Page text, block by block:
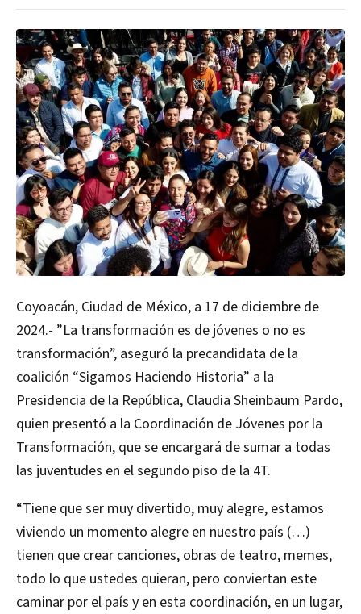
Coyoacán, Ciudad de México, a 17 de diciembre de
2024.- ”La transformación es de jóvenes o no es
transformación”, aseguró la precandidata de la
coalición “Sigamos Haciendo Historia” a la
Presidencia de la República, Claudia Sheinbaum Pardo,
quien presentó a la Coordinación de Jóvenes por la
Transformación, que se encargará de sumar a todas
las juventudes en el segundo piso de la 4T.
“Tiene que ser muy divertido, muy alegre, estamos
viviendo un momento alegre en nuestro país (…)
tienen que crear canciones, obras de teatro, memes,
todo lo que ustedes quieran, pero conviertan este
caminar por el país y en esta coordinación, en un lugar,